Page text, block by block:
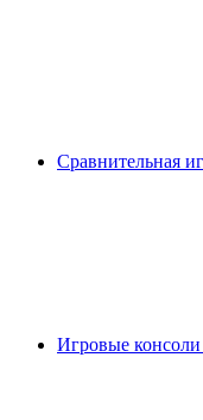
Сравнительная
Игровые